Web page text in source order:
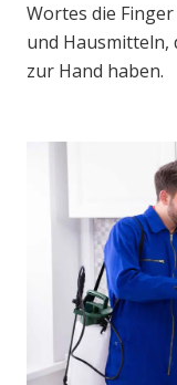
Wortes die
und Hausmitteln,
zur Hand haben.